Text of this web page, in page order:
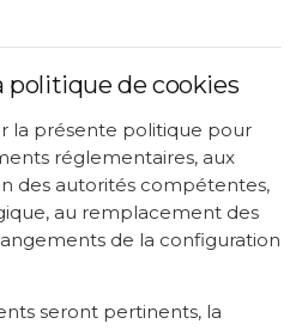
politique de cookies
la présente politique pour
réglementaires, aux
des autorités compétentes,
au remplacement des
de la configuration
seront pertinents, la